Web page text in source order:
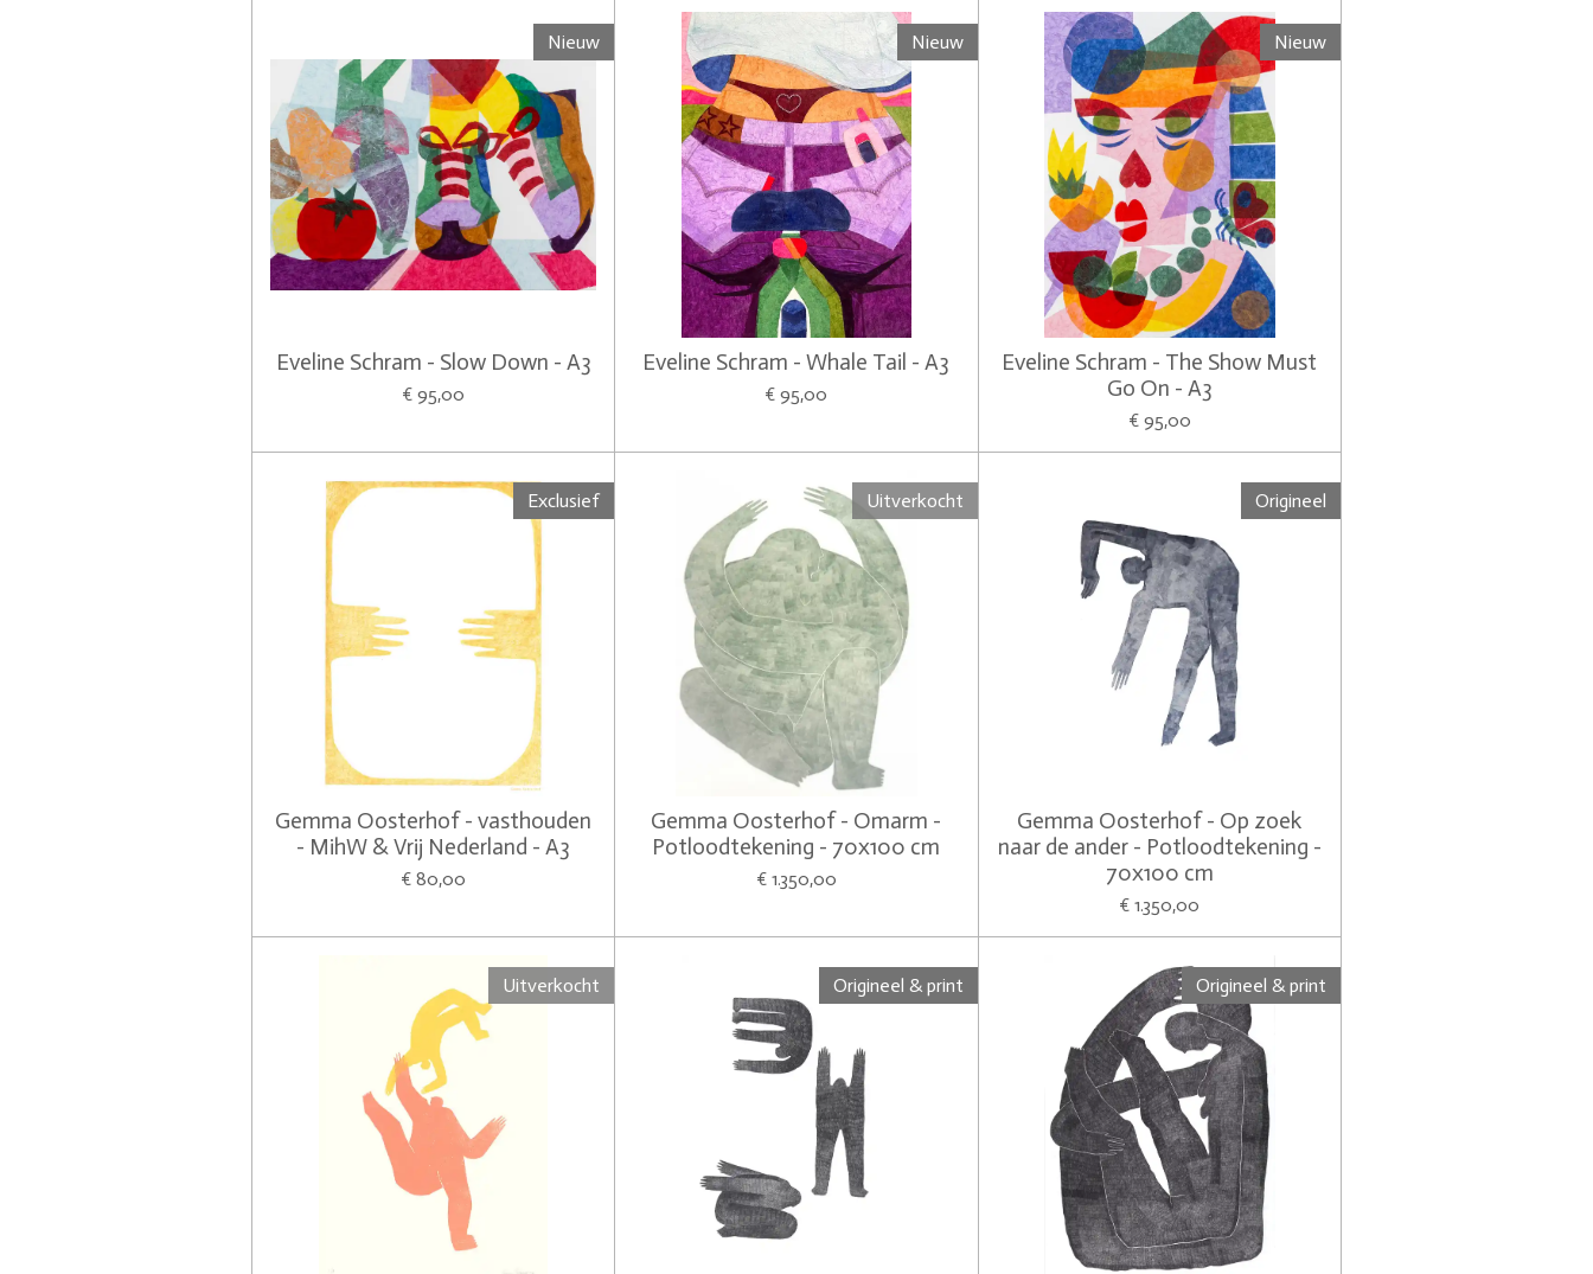
Nieuw
Eveline Schram - Slow Down - A3
€ 95,00
Nieuw
Eveline Schram - Whale Tail - A3
€ 95,00
Nieuw
Eveline Schram - The Show Must
Go On - A3
€ 95,00
Exclusief
Gemma Oosterhof - vasthouden
- MihW & Vrij Nederland - A3
€ 80,00
Uitverkocht
Gemma Oosterhof - Omarm -
Potloodtekening - 70x100 cm
€ 1.350,00
Origineel
Gemma Oosterhof - Op zoek
naar de ander - Potloodtekening -
70x100 cm
€ 1.350,00
Uitverkocht Origineel & print Origineel & print